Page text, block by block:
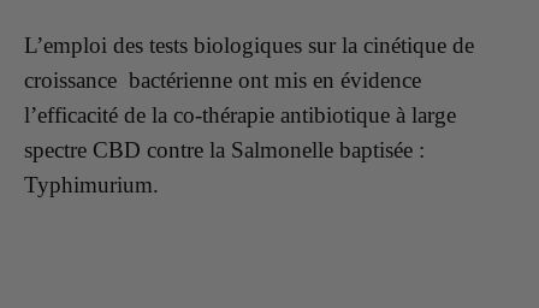
L’emploi des tests biologiques sur la cinétique de
croissance bactérienne ont mis en évidence
l’efficacité de la co-thérapie antibiotique à large
spectre CBD contre la Salmonelle baptisée :
Typhimurium.